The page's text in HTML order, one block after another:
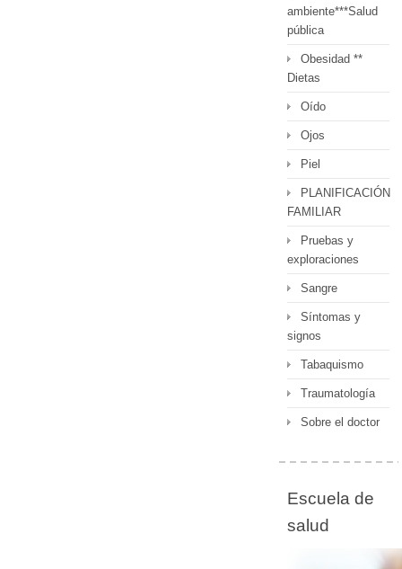
ambiente***Salud
pública
Obesidad **
Dietas
Oído
Ojos
Piel
PLANIFICACIÓN
FAMILIAR
Pruebas y
exploraciones
Sangre
Síntomas y
signos
Tabaquismo
Traumatología
Sobre el doctor
Escuela de
salud